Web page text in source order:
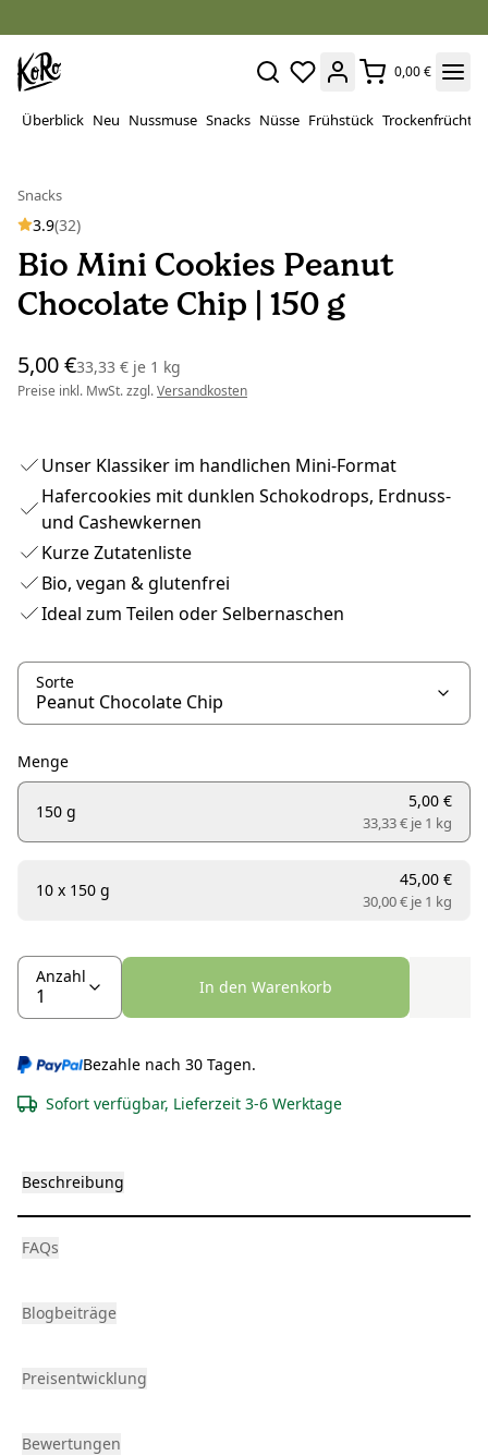
0,00 €
Überblick Neu Nussmuse Snacks Nüsse Frühstück Trockenfrüchte
Snacks
3.9(32)
Bio Mini Cookies Peanut
Chocolate Chip | 150 g
5,00 €33,33 € je 1 kg
Preise inkl. MwSt. zzgl.Versandkosten
Unser Klassiker im handlichen Mini-Format
Hafercookies mit dunklen Schokodrops, Erdnuss-
und Cashewkernen
Kurze Zutatenliste
Bio, vegan & glutenfrei
Ideal zum Teilen oder Selbernaschen
Sorte
Menge
150 g
5,00 €
33,33 € je 1 kg
10 x 150 g
45,00 €
30,00 € je 1 kg
Anzahl
In den Warenkorb
Bezahle nach 30 Tagen.
Sofort verfügbar, Lieferzeit 3-6 Werktage
Beschreibung
FAQs
Blogbeiträge
Preisentwicklung
Bewertungen